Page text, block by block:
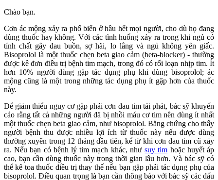
Chào bạn.
Cơn ác mộng xảy ra phổ biến ở hầu hết mọi người, cho dù họ đang
dùng thuốc hay không. Với các tình huống xảy ra trong khi ngủ có
tính chất gây đau buồn, sợ hãi, lo lắng và ngủ không yên giấc.
Bisoprolol là một thuốc chẹn beta giao cảm (beta-blocker) - thường
được kê đơn điều trị bệnh tim mạch, trong đó có rối loạn nhịp tim. Ít
hơn 10% người dùng gặp tác dụng phụ khi dùng bisoprolol; ác
mộng cũng là một trong những tác dụng phụ ít gặp hơn của thuốc
này.
Để giảm thiểu nguy cơ gặp phải cơn đau tim tái phát, bác sỹ khuyến
cáo rằng tất cả những người đã bị nhồi máu cơ tim nên dùng ít nhất
một thuốc chẹn beta giao cảm, như bisoprolol. Bằng chứng cho thấy
người bệnh thu được nhiều lợi ích từ thuốc này nếu được dùng
thường xuyên trong 12 tháng đầu tiên, kể từ khi cơn đau tim cũ xảy
ra. Nếu bạn có bệnh lý tim mạch khác, nhưsuy tim hoặc huyết áp
cao, bạn cần dùng thuốc này trong thời gian lâu hơn. Và bác sỹ có
thể kê toa thuốc điều trị thay thế nếu bạn gặp phải tác dụng phụ của
bisoprolol. Điều quan trọng là bạn cần thông báo với bác sỹ các dấu